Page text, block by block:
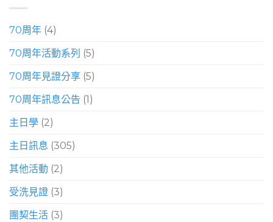
70周年 (4)
70周年活動系列 (5)
70周年見證分享 (5)
70周年訊息公告 (1)
主日學 (2)
主日訊息 (305)
其他活動 (2)
受洗見證 (3)
團契生活 (3)